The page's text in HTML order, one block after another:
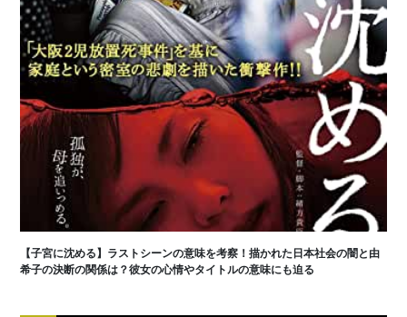
【子宮に沈める】ラストシーンの意味を考察！描かれた日本社会の闇と由
希子の決断の関係は？彼女の心情やタイトルの意味にも迫る